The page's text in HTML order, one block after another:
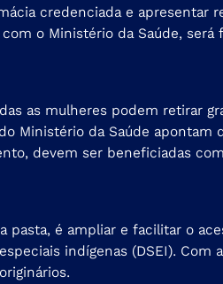
credenciada e apresentar
o Ministério da Saúde,
as mulheres podem retirar
Ministério da Saúde apontam
devem ser beneficiadas
pasta, é ampliar e facilitar o
indígenas (DSEI). Com